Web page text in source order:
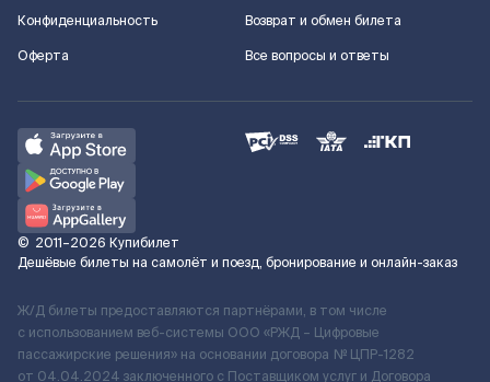
Конфиденциальность
Оферта
Возврат и обмен билета
Все вопросы и ответы
© 2011–2026 Купибилет
Дешёвые билеты на самолёт и поезд, бронирование и онлайн-заказ
Ж/Д билеты предоставляются партнёрами, в том числе
с использованием веб-системы ООО «РЖД – Цифровые
пассажирские решения» на основании договора № ЦПР-1282
от 04.04.2024 заключенного с Поставщиком услуг и Договора